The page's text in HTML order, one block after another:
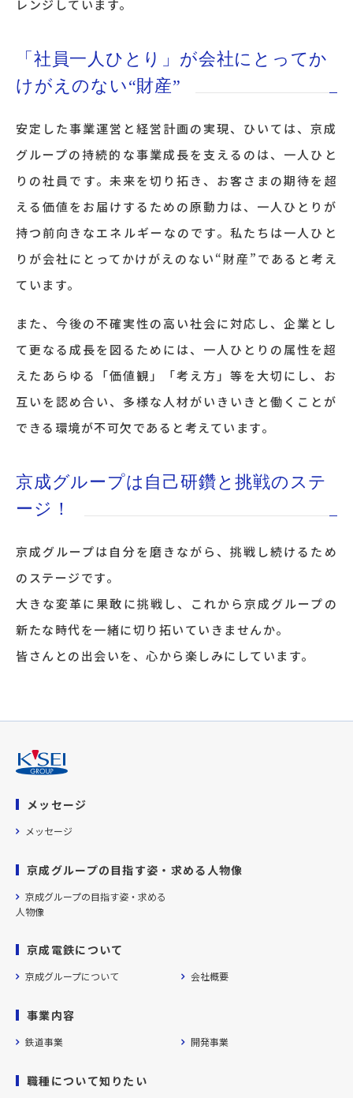
レンジしています。
「社員一人ひとり」が会社にとってか
けがえのない“財産”
安定した事業運営と経営計画の実現、ひいては、京成
グループの持続的な事業成長を支えるのは、一人ひと
りの社員です。未来を切り拓き、お客さまの期待を超
える価値をお届けするための原動力は、一人ひとりが
持つ前向きなエネルギーなのです。私たちは一人ひと
りが会社にとってかけがえのない“財産”であると考え
ています。
また、今後の不確実性の高い社会に対応し、企業とし
て更なる成長を図るためには、一人ひとりの属性を超
えたあらゆる「価値観」「考え方」等を大切にし、お
互いを認め合い、多様な人材がいきいきと働くことが
できる環境が不可欠であると考えています。
京成グループは自己研鑽と挑戦のステ
ージ！
京成グループは自分を磨きながら、挑戦し続けるため
のステージです。
大きな変革に果敢に挑戦し、これから京成グループの
新たな時代を一緒に切り拓いていきませんか。
皆さんとの出会いを、心から楽しみにしています。
メッセージ
メッセージ
京成グループの目指す姿・求める人物像
京成グループの目指す姿・求める
人物像
京成電鉄について
京成グループについて 会社概要
事業内容
鉄道事業 開発事業
職種について知りたい